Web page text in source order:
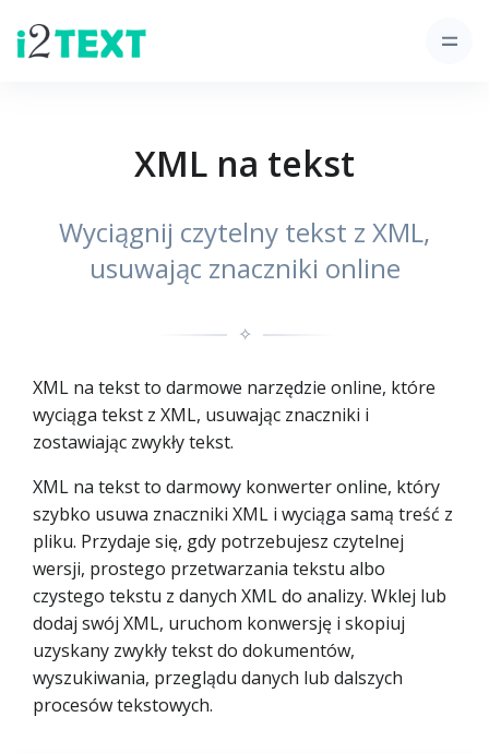
XML na tekst
Wyciągnij czytelny tekst z XML,
usuwając znaczniki online
✧
XML na tekst to darmowe narzędzie online, które
wyciąga tekst z XML, usuwając znaczniki i
zostawiając zwykły tekst.
XML na tekst to darmowy konwerter online, który
szybko usuwa znaczniki XML i wyciąga samą treść z
pliku. Przydaje się, gdy potrzebujesz czytelnej
wersji, prostego przetwarzania tekstu albo
czystego tekstu z danych XML do analizy. Wklej lub
dodaj swój XML, uruchom konwersję i skopiuj
uzyskany zwykły tekst do dokumentów,
wyszukiwania, przeglądu danych lub dalszych
procesów tekstowych.